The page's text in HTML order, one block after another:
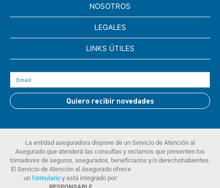
NOSOTROS
LEGALES
LINKS ÚTILES
Quiero recibir novedades
La entidad aseguradora dispone de un Servicio de Atención al
Asegurado que atenderá las consultas y reclamos que presenten los
tomadores de seguros, asegurados, beneficiarios y/o derechohabientes.
El Servicio de Atención al Asegurado ofrece
un formulario y está integrado por: